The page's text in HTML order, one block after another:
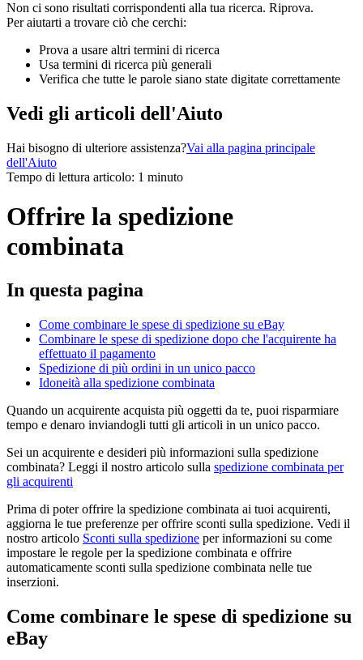
Non ci sono risultati corrispondenti alla tua ricerca. Riprova.
Per aiutarti a trovare ciò che cerchi:
Prova a usare altri termini di ricerca
Usa termini di ricerca più generali
Verifica che tutte le parole siano state digitate correttamente
Vedi gli articoli dell'Aiuto
Hai bisogno di ulteriore assistenza?Vai alla pagina principale
dell'Aiuto
Tempo di lettura articolo: 1 minuto
Offrire la spedizione
combinata
In questa pagina
Come combinare le spese di spedizione su eBay
Combinare le spese di spedizione dopo che l'acquirente ha
effettuato il pagamento
Spedizione di più ordini in un unico pacco
Idoneità alla spedizione combinata
Quando un acquirente acquista più oggetti da te, puoi risparmiare
tempo e denaro inviandogli tutti gli articoli in un unico pacco.
Sei un acquirente e desideri più informazioni sulla spedizione
combinata? Leggi il nostro articolo sulla spedizione combinata per
gli acquirenti
Prima di poter offrire la spedizione combinata ai tuoi acquirenti,
aggiorna le tue preferenze per offrire sconti sulla spedizione. Vedi il
nostro articolo Sconti sulla spedizione per informazioni su come
impostare le regole per la spedizione combinata e offrire
automaticamente sconti sulla spedizione combinata nelle tue
inserzioni.
Come combinare le spese di spedizione su
eBay